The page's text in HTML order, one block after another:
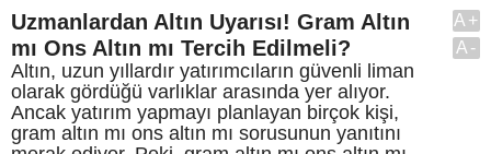
Uzmanlardan Altın Uyarısı! Gram Altın
mı Ons Altın mı Tercih Edilmeli?
Altın, uzun yıllardır yatırımcıların güvenli liman
olarak gördüğü varlıklar arasında yer alıyor.
Ancak yatırım yapmayı planlayan birçok kişi,
gram altın mı ons altın mı sorusunun yanıtını
A+
A-